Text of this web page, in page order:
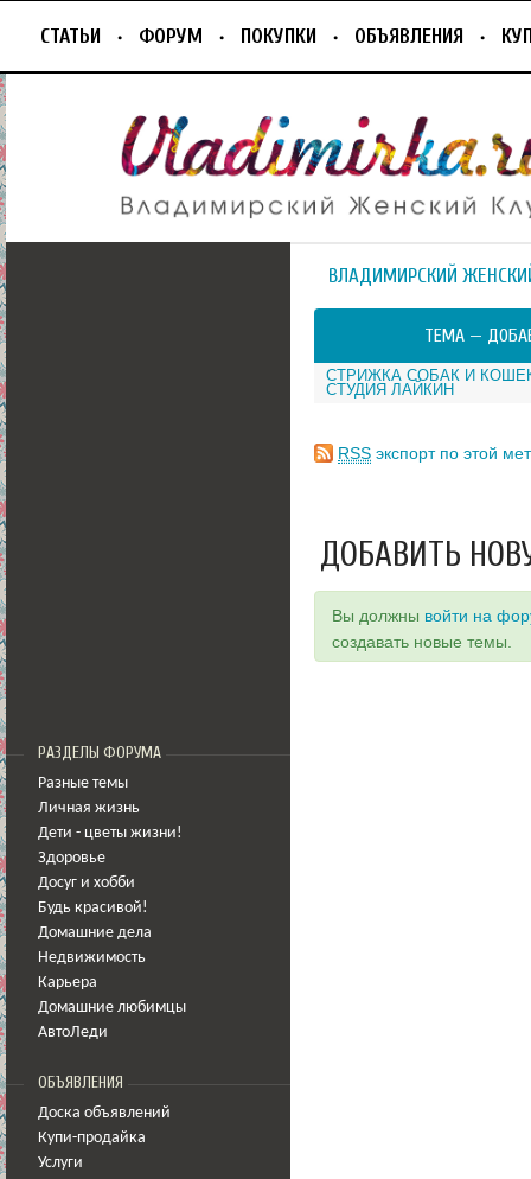
СТАТЬИ ФОРУМ ПОКУПКИ ОБЪЯВЛЕНИЯ
РАЗДЕЛЫ ФОРУМА
Разные темы
Личная жизнь
Дети - цветы жизни!
Здоровье
Досуг и хобби
Будь красивой!
Домашние дела
Недвижимость
Карьера
Домашние любимцы
АвтоЛеди
ОБЪЯВЛЕНИЯ
Доска объявлений
Купи-продайка
Услуги
ВЛАДИМИРСКИЙ
ТЕМА —
СТРИЖКА СОБАК И
СТУДИЯ ЛАЙКИН
RSS экспорт по этой
ДОБАВИТЬ
Вы должны войти на
создавать новые темы.